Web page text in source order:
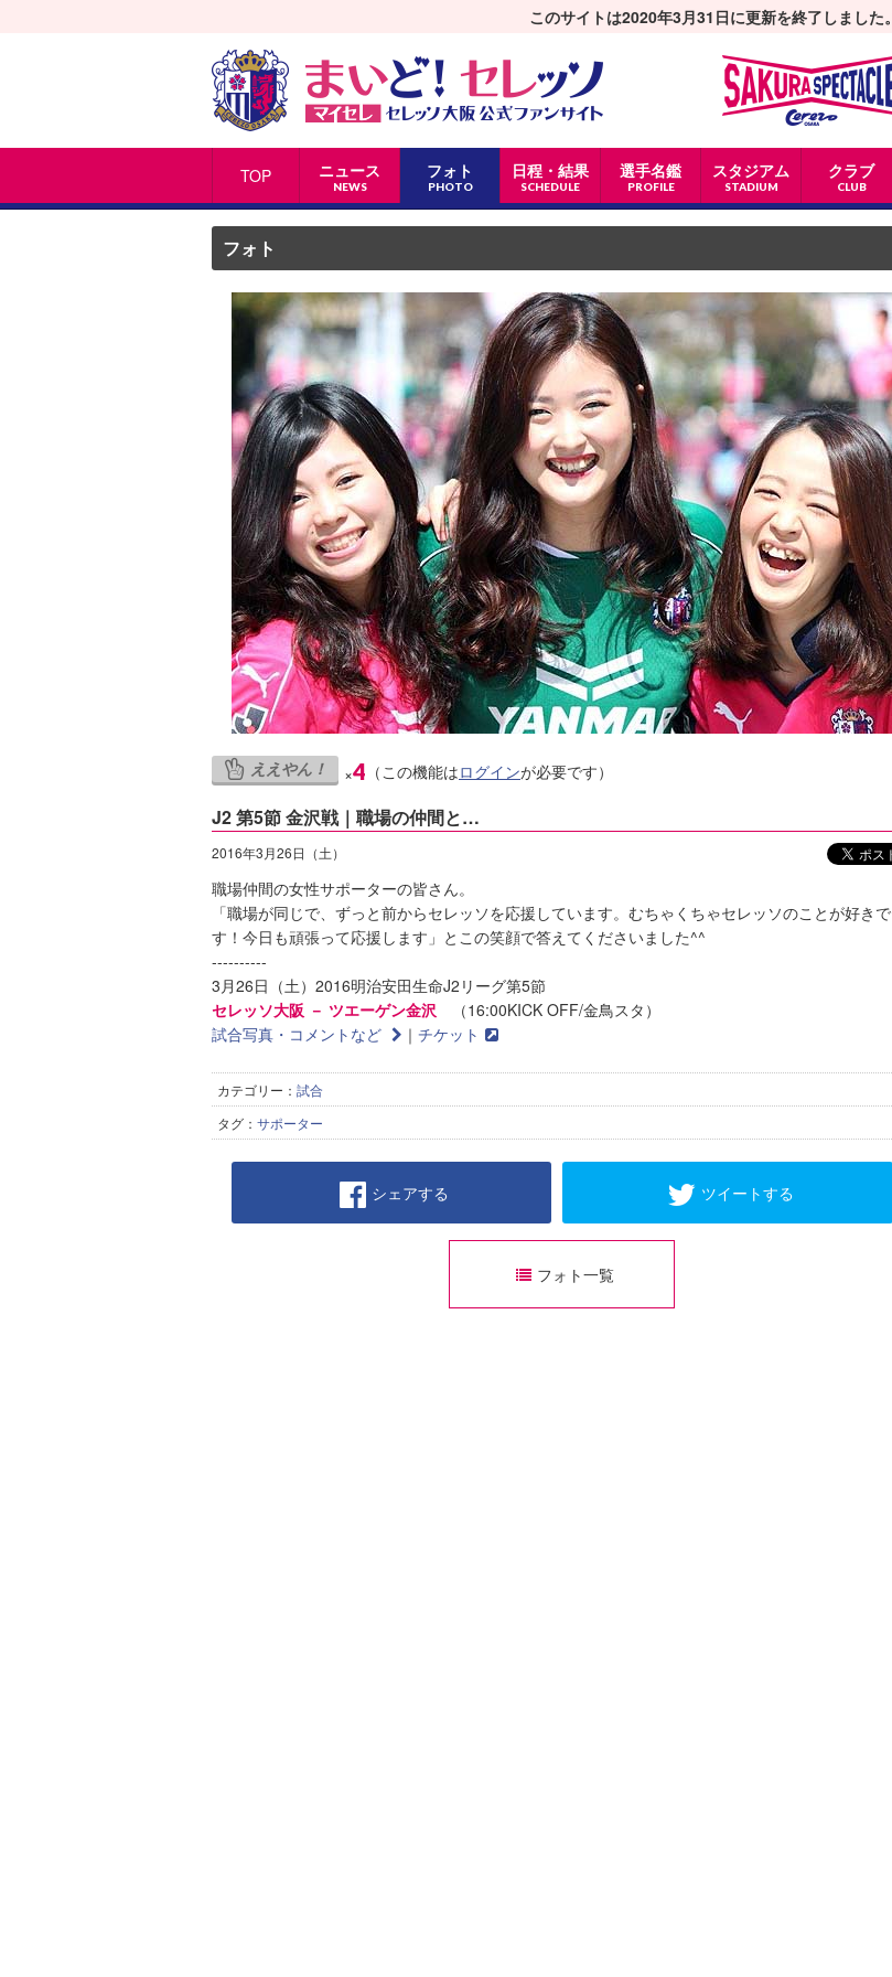
TOP ニュース
NEWS
フォト
PHOTO
日程・結果
SCHEDULE
選手名鑑
PROFILE
スタジアム
STADIUM
クラブ
CLUB
このサイトは2020年3月31日に更新を終了しました。
フォト
ええやん！ ×4 （この機能はログインが必要です）
J2 第5節 金沢戦｜職場の仲間と…
2016年3月26日（土）
職場仲間の女性サポーターの皆さん。
「職場が同じで、ずっと前からセレッソを応援しています。むちゃくちゃセレッソのことが好きで
す！今日も頑張って応援します」とこの笑顔で答えてくださいました^^
----------
3月26日（土）2016明治安田生命J2リーグ第5節
セレッソ大阪 － ツエーゲン金沢 （16:00KICK OFF/金鳥スタ）
試合写真・コメントなど
｜ チケット
カテゴリー： 試合
タグ： サポーター
シェアする ツイートする
フォト一覧